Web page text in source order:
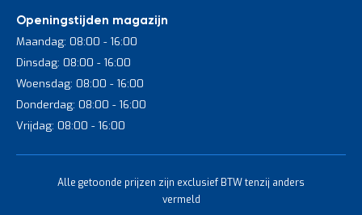
Openingstijden magazijn
Maandag: 08:00 - 16:00
Dinsdag: 08:00 - 16:00
Woensdag: 08:00 - 16:00
Donderdag: 08:00 - 16:00
Vrijdag: 08:00 - 16:00
Alle getoonde prijzen zijn exclusief BTW tenzij anders
vermeld